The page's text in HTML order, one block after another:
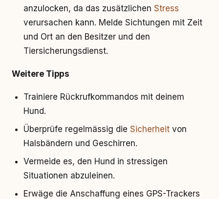
anzulocken, da das zusätzlichen Stress
verursachen kann. Melde Sichtungen mit Zeit
und Ort an den Besitzer und den
Tiersicherungsdienst.
Weitere Tipps
Trainiere Rückrufkommandos mit deinem
Hund.
Überprüfe regelmässig die Sicherheit von
Halsbändern und Geschirren.
Vermeide es, den Hund in stressigen
Situationen abzuleinen.
Erwäge die Anschaffung eines GPS-Trackers